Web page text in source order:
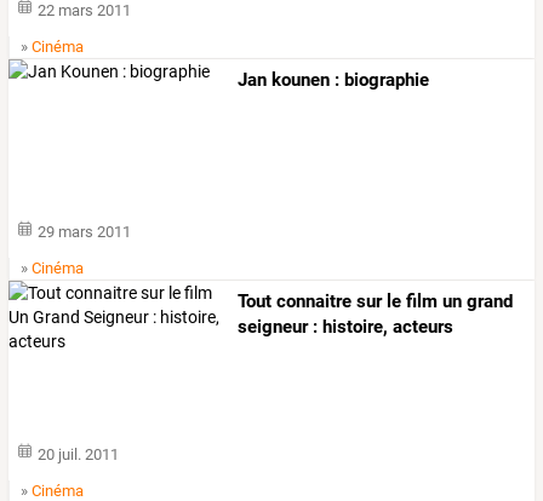
22 mars 2011
»Cinéma
Jan kounen : biographie
29 mars 2011
»Cinéma
Tout connaitre sur le film un grand
seigneur : histoire, acteurs
20 juil. 2011
»Cinéma